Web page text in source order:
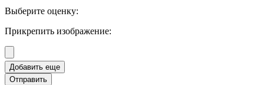
Выберите оценку:
Прикрепить изображение:
Отправить